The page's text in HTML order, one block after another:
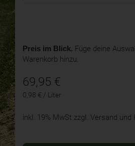
Preis im Blick. Füge deine
Warenkorb hinzu.
69,95 €
0,98 € / Liter
inkl. 19% MwSt zzgl. Versand und